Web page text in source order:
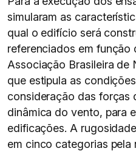
simularam as
qual o edifício será
referenciados em função
Associação Brasileira de
que estipula as
consideração das forças
dinâmica do vento, para
edificações. A
em cinco categorias pela